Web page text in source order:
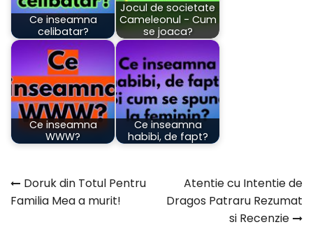
Ce inseamna
celibatar?
Jocul de societate
Cameleonul - Cum
se joaca?
Ce inseamna
WWW?
Ce inseamna
habibi, de fapt?
Navigare
Doruk din Totul Pentru
Familia Mea a murit!
Atentie cu Intentie de
Dragos Patraru Rezumat
si Recenzie